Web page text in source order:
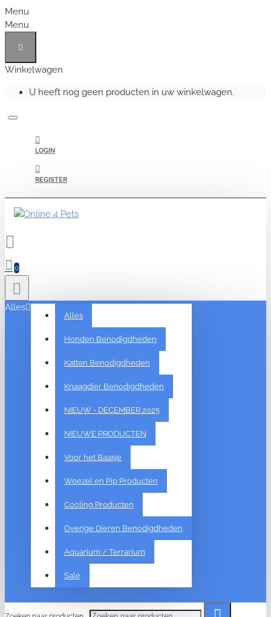
Menu
Menu
Winkelwagen
U heeft nog geen producten in uw winkelwagen.
LOGIN
REGISTER
0
Alles
Alles
Honden Benodigdheden
Katten Benodigdheden
Knaagdier Benodigdheden
NIEUW - DECEMBER 2025
NIEUWE PRODUCTEN
Voor het Baasje
Woezel en Pip Producten
Cooling Producten
Overige Dieren Benodigdheden
Aquarium / Terrarium
Sale